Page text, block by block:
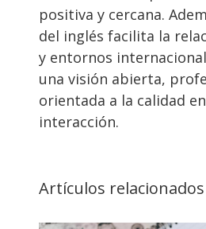
positiva y cercana.
del inglés facilita la
y entornos
una visión abierta,
orientada a la calidad
interacción.
Artículos relacionados